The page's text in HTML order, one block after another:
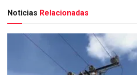
Noticias Relacionadas